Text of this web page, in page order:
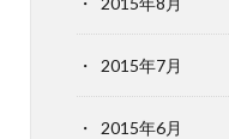
2015年7月
2015年6月